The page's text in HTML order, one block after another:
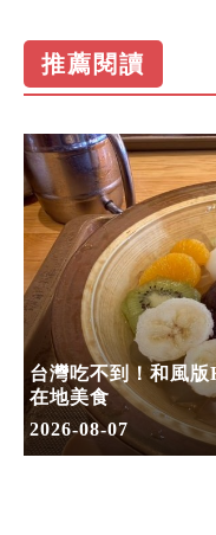
推薦閱讀
台灣吃不到！和風
在地美食
2026-08-07